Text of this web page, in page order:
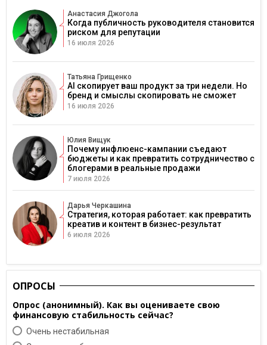
Анастасия Джогола
Когда публичность руководителя становится
риском для репутации
16 июля 2026
Татьяна Грищенко
AI скопирует ваш продукт за три недели. Но
бренд и смыслы скопировать не сможет
16 июля 2026
Юлия Вищук
Почему инфлюенс-кампании съедают
бюджеты и как превратить сотрудничество с
блогерами в реальные продажи
7 июля 2026
Дарья Черкашина
Стратегия, которая работает: как превратить
креатив и контент в бизнес-результат
6 июля 2026
ОПРОСЫ
Опрос (анонимный). Как вы оцениваете свою
финансовую стабильность сейчас?
Очень нестабильная